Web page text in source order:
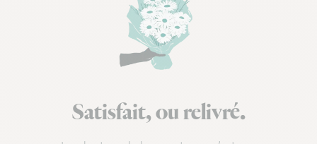
Satisfait, ou relivré.